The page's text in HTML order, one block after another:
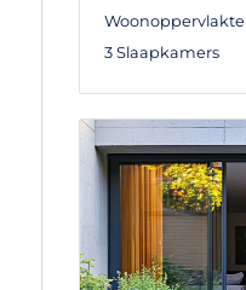
Woonoppervlakte
3 Slaapkamers